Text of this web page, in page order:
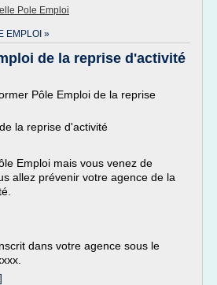
Pole Emploi
EMPLOI »
de la reprise d'activité
Pôle Emploi de la reprise
la reprise d'activité
Emploi mais vous venez de
allez prévenir votre agence de la
dans votre agence sous le